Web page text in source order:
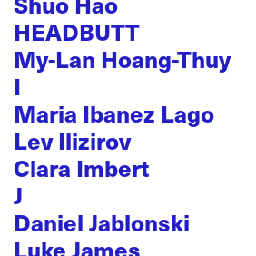
HEADBUTT
My-Lan Hoang-Thuy
I
Maria Ibanez Lago
Lev Ilizirov
Clara Imbert
J
Daniel Jablonski
Luke James